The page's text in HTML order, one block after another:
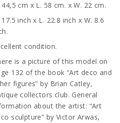
44,5 cm x L. 58 cm. x W. 22 cm.
17.5 inch x L. 22.8 inch x W. 8.6
condition.
is a picture of this model on
132 of the book “Art deco and
figures” by Brian Catley,
collectors club. General
about the artist: “Art
sculpture” by Victor Arwas,